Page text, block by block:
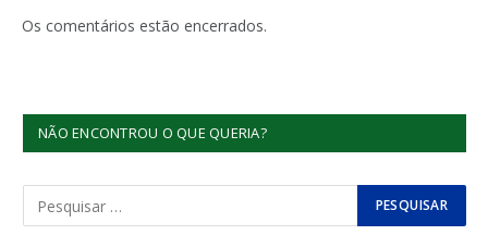
Os comentários estão encerrados.
NÃO ENCONTROU O QUE QUERIA?